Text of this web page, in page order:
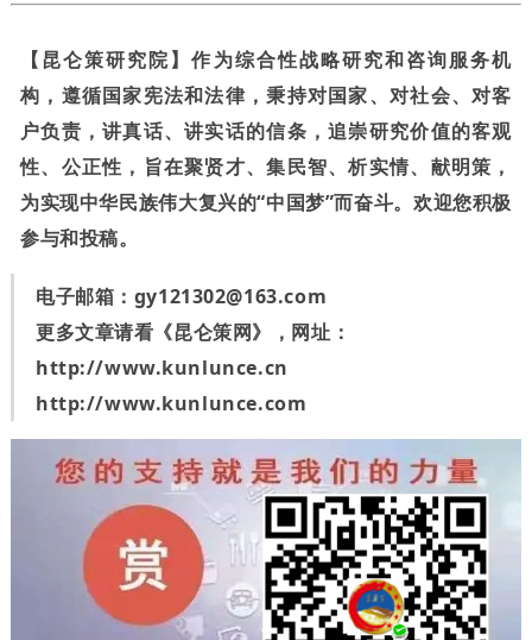
【昆仑策研究院】作为综合性战略研究和咨询服务机
构，遵循国家宪法和法律，秉持对国家、对社会、对客
户负责，讲真话、讲实话的信条，追崇研究价值的客观
性、公正性，旨在聚贤才、集民智、析实情、献明策，
为实现中华民族伟大复兴的“中国梦”而奋斗。欢迎您积极
参与和投稿。
电子邮箱： gy121302@163.com
更多文章请看《昆仑策网》，网址：
http://www.kunlunce.cn
http://www.kunlunce.com